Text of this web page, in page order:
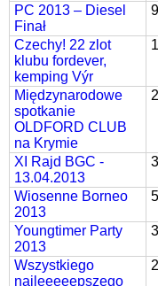
PC 2013 – Diesel
Finał
Czechy! 22 zlot
klubu fordever,
kemping Výr
1
Międzynarodowe
spotkanie
OLDFORD CLUB
na Krymie
XI Rajd BGC -
13.04.2013
Wiosenne Borneo
2013
Youngtimer Party
2013
Wszystkiego
najleeeeepszego